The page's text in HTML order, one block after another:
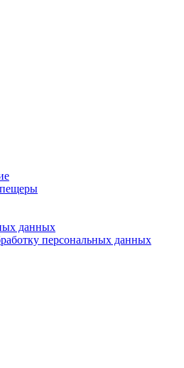
данных
персональных данных